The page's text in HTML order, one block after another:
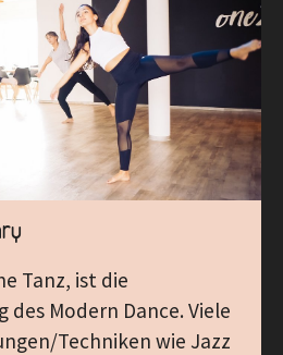
Tanz, ist die
Modern Dance. Viele
Techniken wie Jazz